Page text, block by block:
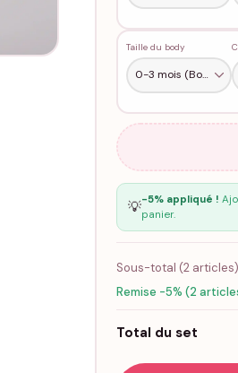
Taille du body
💡-5% appliqué !
panier.
Sous-total (2articles)
Remise -5% (2
Total du set